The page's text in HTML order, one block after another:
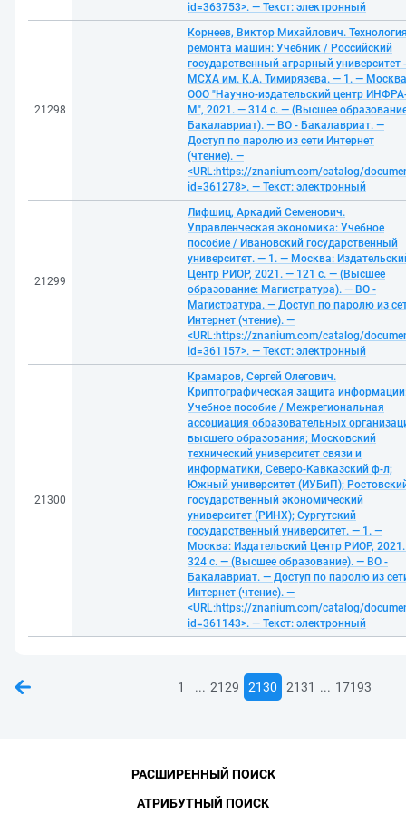
id=363753>. — Текст: электронный
21298
Корнеев, Виктор Михайлович.
ремонта машин: Учебник / Российский
государственный аграрный университет -
МСХА им. К.А. Тимирязева. — 1. —
ООО "Научно-издательский центр
М", 2021. — 314 с. — (Высшее
Бакалавриат). — ВО - Бакалавриат. —
Доступ по паролю из сети Интернет
(чтение). —
<URL:https://znanium.com/catalog/
id=361278>. — Текст: электронный
21299
Лифшиц, Аркадий Семенович.
Управленческая экономика: Учебное
пособие / Ивановский государственный
университет. — 1. — Москва:
Центр РИОР, 2021. — 121 с. — (Высшее
образование: Магистратура). — ВО -
Магистратура. — Доступ по паролю из
Интернет (чтение). —
<URL:https://znanium.com/catalog/
id=361157>. — Текст: электронный
21300
Крамаров, Сергей Олегович.
Криптографическая защита
Учебное пособие / Межрегиональная
ассоциация образовательных
высшего образования; Московский
технический университет связи и
информатики, Северо-Кавказский ф-л;
Южный университет (ИУБиП);
государственный экономический
университет (РИНХ); Сургутский
государственный университет. — 1. —
Москва: Издательский Центр РИОР,
324 с. — (Высшее образование). — ВО -
Бакалавриат. — Доступ по паролю из
Интернет (чтение). —
<URL:https://znanium.com/catalog/
id=361143>. — Текст: электронный
1 ... 2129 2130 2131 ... 17193
РАСШИРЕННЫЙ ПОИСК
АТРИБУТНЫЙ ПОИСК